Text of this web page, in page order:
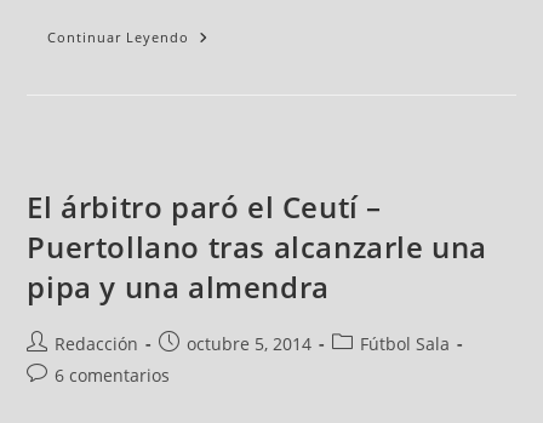
Continuar Leyendo
El árbitro paró el Ceutí –
Puertollano tras alcanzarle una
pipa y una almendra
Redacción octubre 5, 2014
Fútbol Sala
6 comentarios